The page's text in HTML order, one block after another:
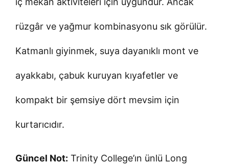
rüzgâr ve yağmur kombinasyonu sık görülür.
Katmanlı giyinmek, suya dayanıklı mont ve
ayakkabı, çabuk kuruyan kıyafetler ve
kompakt bir şemsiye dört mevsim için
kurtarıcıdır.
Güncel Not: Trinity College’ın ünlü Long